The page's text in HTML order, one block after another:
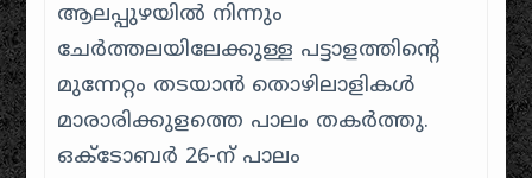
ആലപ്പുഴയിൽ നിന്നും
ചേർത്തലയിലേക്കുള്ള പട്ടാളത്തിന്റെ
മുന്നേറ്റം തടയാൻ തൊഴിലാളികൾ
മാരാരിക്കുളത്തെ പാലം തകർത്തു.
ഒക്ടോബർ 26-ന് പാലം